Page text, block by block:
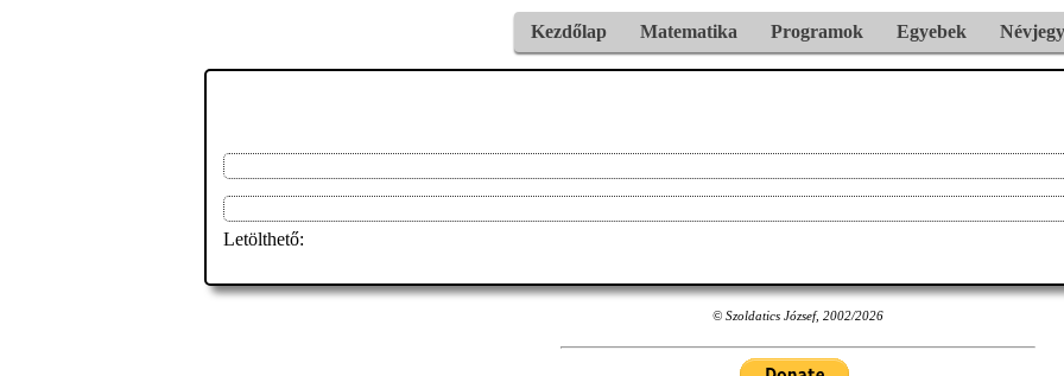
Kezdőlap Matematika Programok Egyebek Névjegy
Letölthető:
© Szoldatics József, 2002/2026